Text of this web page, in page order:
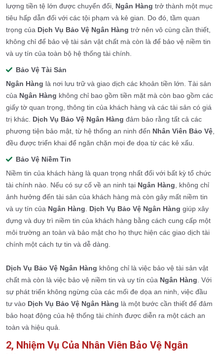
lượng tiền tệ lớn được chuyển đổi, Ngân Hàng trở thành một mục
tiêu hấp dẫn đối với các tội phạm và kẻ gian. Do đó, tầm quan
trọng của Dịch Vụ Bảo Vệ Ngân Hàng trở nên vô cùng cần thiết,
không chỉ để bảo vệ tài sản vật chất mà còn là để bảo vệ niềm tin
và uy tín của toàn bộ hệ thống tài chính.
Bảo Vệ Tài Sản
Ngân Hàng là nơi lưu trữ và giao dịch các khoản tiền lớn. Tài sản
của Ngân Hàng không chỉ bao gồm tiền mặt mà còn bao gồm các
giấy tờ quan trọng, thông tin của khách hàng và các tài sản có giá
trị khác. Dịch Vụ Bảo Vệ Ngân Hàng đảm bảo rằng tất cả các
phương tiện bảo mật, từ hệ thống an ninh đến Nhân Viên Bảo Vệ
đều được triển khai để ngăn chặn mọi đe dọa từ các kẻ xấu.
Bảo Vệ Niềm Tin
Niềm tin của khách hàng là quan trọng nhất đối với bất kỳ tổ chức
tài chính nào. Nếu có sự cố về an ninh tại Ngân Hàng , không chỉ
ảnh hưởng đến tài sản của khách hàng mà còn gây mất niềm tin
và uy tín của Ngân Hàng Dịch Vụ Bảo Vệ Ngân Hàng giúp xây
dựng và duy trì niềm tin của khách hàng bằng cách cung cấp một
môi trường an toàn và bảo mật cho họ thực hiện các giao dịch tài
chính một cách tự tin và dễ dàng.
Dịch Vụ Bảo Vệ Ngân Hàng không chỉ là việc bảo vệ tài sản vật
chất mà còn là việc bảo vệ niềm tin và uy tín của Ngân Hàng . Với
sự phát triển không ngừng của các mối đe dọa an ninh, việc đầu
tư vào Dịch Vụ Bảo Vệ Ngân Hàng là một bước cần thiết để đảm
bảo hoạt động của hệ thống tài chính được diễn ra một cách an
toàn và hiệu quả.
2, Nhiệm Vụ Của Nhân Viên Bảo Vệ Ngân